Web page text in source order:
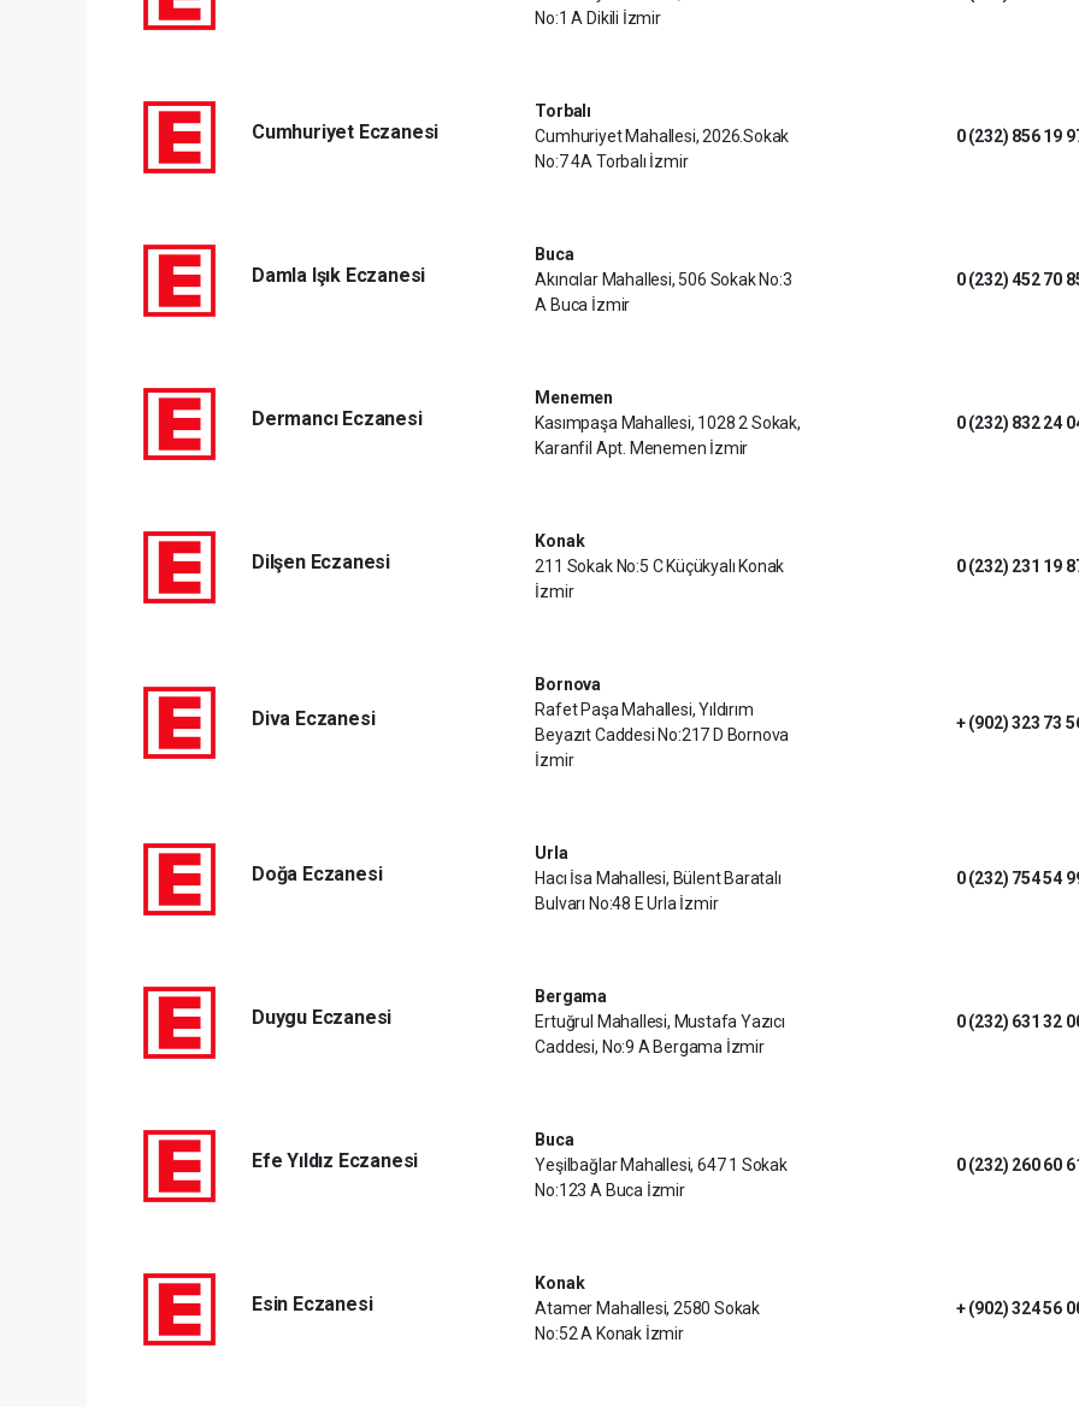
No:1 A Dikili İzmir
Cumhuriyet Eczanesi
Torbalı
Cumhuriyet Mahallesi, 2026.Sokak
No:7 4A Torbalı İzmir
0 (232) 856 19
Damla Işık Eczanesi
Buca
Akıncılar Mahallesi, 506 Sokak No:3
A Buca İzmir
0 (232) 452 70
Dermancı Eczanesi
Menemen
Kasımpaşa Mahallesi, 1028 2 Sokak,
Karanfil Apt. Menemen İzmir
0 (232) 832 24
Dilşen Eczanesi
Konak
211 Sokak No:5 C Küçükyalı Konak
İzmir
0 (232) 231 19
Diva Eczanesi
Bornova
Rafet Paşa Mahallesi, Yıldırım
Beyazıt Caddesi No:217 D Bornova
İzmir
+ (902) 323 73
Doğa Eczanesi
Urla
Hacı İsa Mahallesi, Bülent Baratalı
Bulvarı No:48 E Urla İzmir
0 (232) 754 54
Duygu Eczanesi
Bergama
Ertuğrul Mahallesi, Mustafa Yazıcı
Caddesi, No:9 A Bergama İzmir
0 (232) 631 32
Efe Yıldız Eczanesi
Buca
Yeşilbağlar Mahallesi, 647 1 Sokak
No:123 A Buca İzmir
0 (232) 260 60
Esin Eczanesi
Konak
Atamer Mahallesi, 2580 Sokak
No:52 A Konak İzmir
+ (902) 324 56